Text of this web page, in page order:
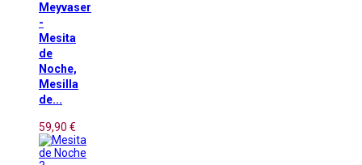
Meyvaser
-
Mesita
de
Noche,
Mesilla
de...
59,90 €